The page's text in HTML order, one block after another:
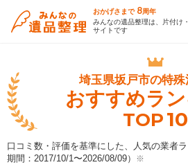
おかげさまで 8周年
みんなの遺品整理は、片付け
サイトです
埼玉県坂戸市の特殊
おすすめラ
TOP10
口コミ数・評価を基準にした、人気の業者
期間：2017/10/1〜2026/08/09） ※